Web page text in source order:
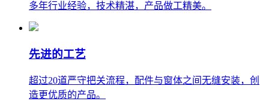
多年行业经验，技术精湛，产品做工精美。
先进的工艺
超过20道严守把关流程，配件与窗体之间无缝安装，创
造更优质的产品。